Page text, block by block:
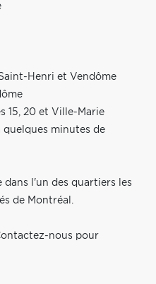
Henri et Vendôme
15, 20 et Ville-Marie
quelques minutes de
dans l'un des quartiers les
de Montréal.
nous pour